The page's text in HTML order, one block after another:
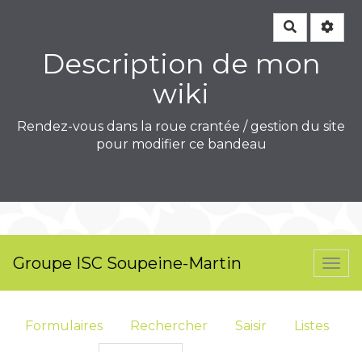
Rechercher
Description de mon
wiki
Rendez-vous dans la roue crantée / gestion du site
pour modifier ce bandeau
Groupe ISC Soupeine-Martin
Formulaires Rechercher Saisir Listes